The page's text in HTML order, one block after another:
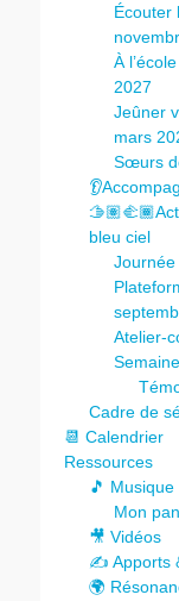
Écouter
À
2027
Jeûner
mars
Sœurs
bleu ciel
Journée
Atelier-
Cadre de
📆 Calendrier
Ressources
🎵
Mon
🎥 Vidéos
✍️ Apports
🌍